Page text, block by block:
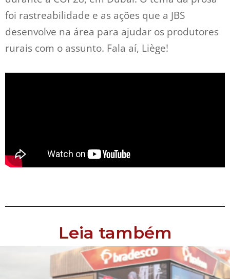
foi rastreabilidade e as ações que a JBS
desenvolve na área para ajudar os produtores
rurais com o assunto. Fala aí, Liège!
Leia também